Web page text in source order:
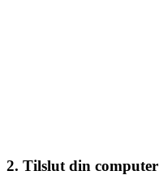
2. Tilslut din computer